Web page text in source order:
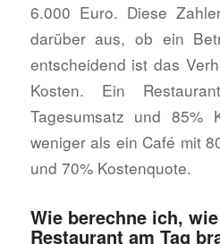
6.000 Euro. Diese
darüber aus, ob ein
entscheidend ist das
Kosten. Ein
Tagesumsatz und 85%
weniger als ein Café mit
und 70% Kostenquote.
Wie berechne ich,
Restaurant am Tag